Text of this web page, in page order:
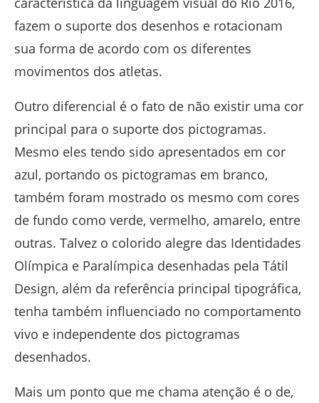
fazem o suporte dos desenhos e rotacionam
sua forma de acordo com os diferentes
movimentos dos atletas.
Outro diferencial é o fato de não existir uma cor
principal para o suporte dos pictogramas.
Mesmo eles tendo sido apresentados em cor
azul, portando os pictogramas em branco,
também foram mostrado os mesmo com cores
de fundo como verde, vermelho, amarelo, entre
outras. Talvez o colorido alegre das Identidades
Olímpica e Paralímpica desenhadas pela Tátil
Design, além da referência principal tipográfica,
tenha também influenciado no comportamento
vivo e independente dos pictogramas
desenhados.
Mais um ponto que me chama atenção é o de,